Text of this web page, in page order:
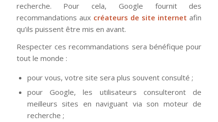
recherche. Pour cela, Google fournit des
recommandations aux créateurs de site internet afin
qu’ils puissent être mis en avant.
Respecter ces recommandations sera bénéfique pour
tout le monde :
pour vous, votre site sera plus souvent consulté ;
pour Google, les utilisateurs consulteront de
meilleurs sites en naviguant via son moteur de
recherche ;